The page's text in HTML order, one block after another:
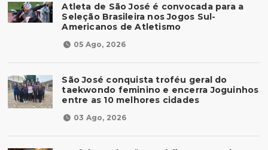
Atleta de São José é convocada para a
Seleção Brasileira nos Jogos Sul-
Americanos de Atletismo
05 Ago, 2026
São José conquista troféu geral do
taekwondo feminino e encerra Joguinhos
entre as 10 melhores cidades
03 Ago, 2026